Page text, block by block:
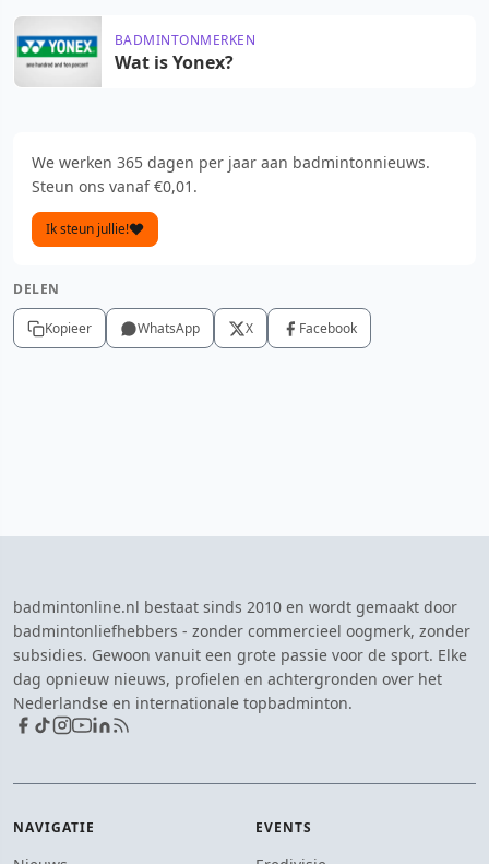
BADMINTONMERKEN
Wat is Yonex?
We werken 365 dagen per jaar aan badmintonnieuws.
Steun ons vanaf €0,01.
Ik steun jullie!
DELEN
Kopieer WhatsApp X Facebook
badmintonline.nl bestaat sinds 2010 en wordt gemaakt door
badmintonliefhebbers - zonder commercieel oogmerk, zonder
subsidies. Gewoon vanuit een grote passie voor de sport. Elke
dag opnieuw nieuws, profielen en achtergronden over het
Nederlandse en internationale topbadminton.
NAVIGATIE EVENTS